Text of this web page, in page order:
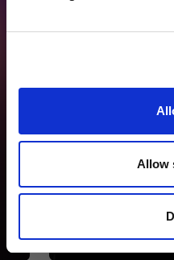
Allow